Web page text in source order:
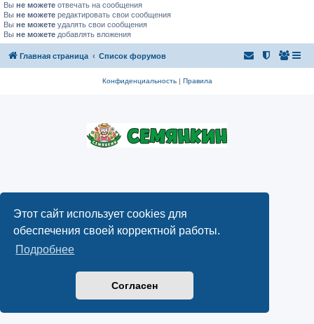
Этот сайт использует cookies для
обеспечения своей корректной работы.
Подробнее
Согласен
Вы не можете отвечать на сообщения
Вы не можете редактировать свои сообщения
Вы не можете удалять свои сообщения
Вы не можете добавлять вложения
Главная страница Список форумов
Конфиденциальность| Правила